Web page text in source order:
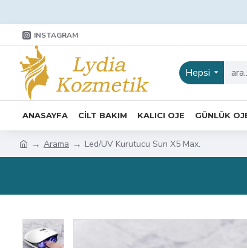
INSTAGRAM
Hepsi
ANASAYFA CİLT BAKIM KALICI OJE GÜNLÜK
Arama Led/UV Kurutucu Sun X5 Max.